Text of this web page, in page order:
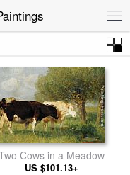
Cows in a Meadow
US $101.13+